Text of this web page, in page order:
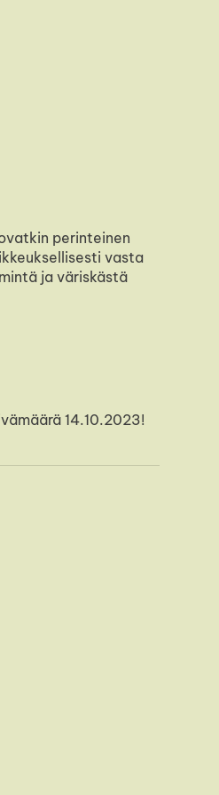
perinteinen
vasta
ja väriskästä
14.10.2023!